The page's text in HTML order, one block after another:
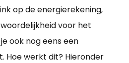
op de energierekening,
voor het
ook nog eens een
Hoe werkt dit? Hieronder